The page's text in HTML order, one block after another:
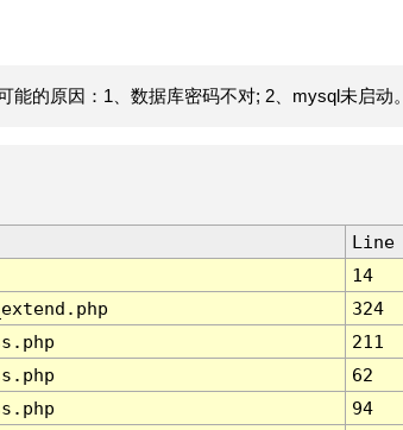
的原因：1、数据库密码不对; 2、mysql未启动。
Line
14
324
211
62
94